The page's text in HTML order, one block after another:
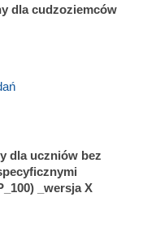
dla cudzoziemców
dla uczniów bez
_wersja X